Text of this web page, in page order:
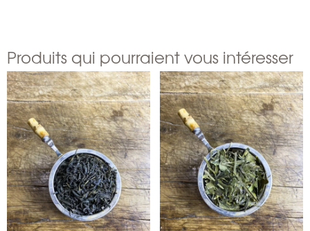
Produits qui pourraient vous intéresser